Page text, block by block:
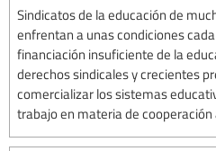
Sindicatos de la educación de
enfrentan a unas condiciones
financiación insuficiente de la
derechos sindicales y crecientes
comercializar los sistemas
trabajo en materia de cooperación